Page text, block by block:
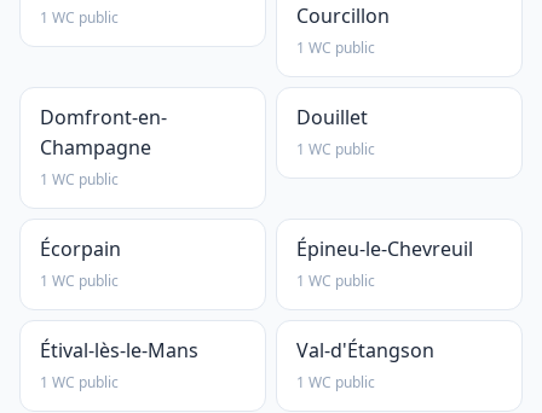
1 WC public
Courcillon
1 WC public
Domfront-en-
Champagne
1 WC public
Douillet
1 WC public
Écorpain
1 WC public
Épineu-le-Chevreuil
1 WC public
Étival-lès-le-Mans
1 WC public
Val-d'Étangson
1 WC public